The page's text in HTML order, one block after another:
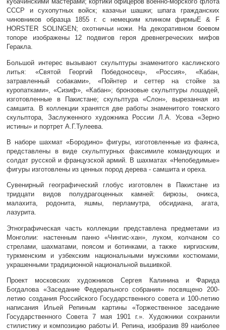
СССР и сухопутных войск; казачьи шашки; шпага гражданских
чиновников образца 1855 г. с немецким клинком фирмыE & F
HORSTER SOLINGEN; охотничьи ножи. На декоративном боевом
топоре изображены 12 подвигов героя древнегреческих мифов
Геракла.
Большой интерес вызывают скульптуры знаменитого каслинского
литья: «Святой Георгий Победоносец», «Россия», «Кабан,
затравленный собаками», «Пойнтер и сеттер на стойке за
куропатками», «Сизиф», «Кабан»; бронзовые скульптуры лошадей,
изготовленные в Пакистане; скульптура «Слон», вырезанная из
самшита. В коллекции хранятся две работы знаменитого томского
скульптора, Заслуженного художника России Л.А. Усова «Зерно
истины» и портрет А.Г.Тулеева.
В наборе шахмат «Бородино» фигуры, изготовленные из фаянса,
представлены в виде скульптурных факсимиле командующих и
солдат русской и французской армий. В шахматах «Непобедимые»
фигуры изготовлены из ценных пород дерева - самшита и ореха.
Сувенирный географический глобус изготовлен в Пакистане из
тридцати видов полудрагоценных камней: бирюзы, оникса,
малахита, родонита, яшмы, перламутра, обсидиана, агата,
лазурита.
Этнографическая часть коллекции представлена предметами из
Монголии: настенным панно «Чингис-хан», луком, колчаном со
стрелами, шахматами, поясом и ботинками, а также киргизским,
туркменским и узбекским национальными мужскими костюмами,
украшенными традиционной национальной вышивкой.
Проект московских художников Сергея Калинина и Фарида
Богдалова «Заседание Федерального собрания» посвящено 200-
летию создания Российского Государственного совета и 100-летию
написания Ильей Репиным картины «Торжественное заседание
Государственного Совета 7 мая 1901 г.». Художники сохранили
стилистику и композицию работы И. Репина, изобразив 89 наиболее